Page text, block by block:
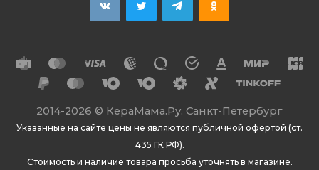
2014-2026 © КераМама.Ру. Санкт-Петербург
Указанные на сайте цены не являются публичной офертой (ст.
435 ГК РФ).
Стоимость и наличие товара просьба уточнять в магазине.